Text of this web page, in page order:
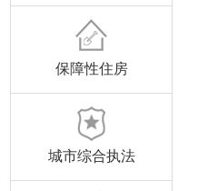
保障性住房
城市综合执法